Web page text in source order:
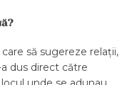
să sugereze relații,
dus direct către